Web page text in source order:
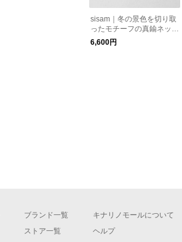
sisam｜冬の景色を切り取
ったモチーフの真鍮ネック
レス【ギフトおすすめ】
【手仕事】 / ノゾキアナネ
6,600円
ブランド一覧
ストア一覧
キナリノモールについて
ヘルプ